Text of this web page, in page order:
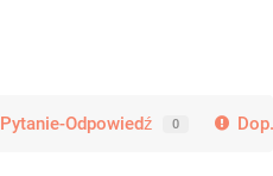
Pytanie-Odpowiedź 0